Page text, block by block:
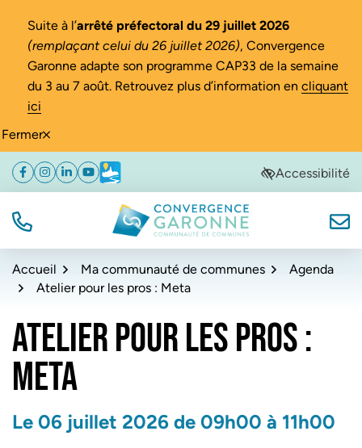
Fermer
Suite à l’arrêté préfectoral du 29 juillet 2026
(remplaçant celui du 26 juillet 2026), Convergence
Garonne adapte son programme CAP33 de la semaine
du 3 au 7 août. Retrouvez plus d’information en cliquant
ici
Aller
navigation
Aller
au
Aller
au
de
Facebook
(ouverture dans un nouvel onglet)
Instagram
(ouverture dans un nouvel onglet)
Linkedin
(ouverture dans un nouvel onglet)
YouTube
(ouverture dans un nouvel onglet)
Météo
(ouverture dans un nouvel onglet)Accessibilité
TÉL. Convergence Garonne
Accueil Ma communauté de communes
Agenda
Atelier pour les pros : Meta
ATELIER POUR LES PROS :
META
Le 06 juillet 2026 de 09h00 à 11h00